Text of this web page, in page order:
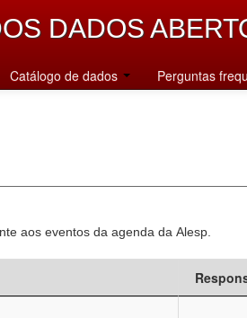
DADOS
Catálogo de dados Perguntas
aos eventos da agenda da Alesp.